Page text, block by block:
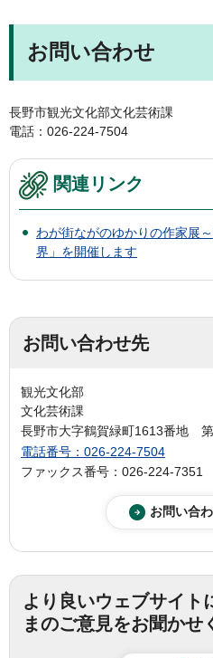
お問い合わせ
長野市観光文化部文化芸術課
電話：026-224-7504
関連リンク
わが街ながのゆかりの作家展
界」を開催します
お問い合わせ先
観光文化部
文化芸術課
長野市大字鶴賀緑町1613番地
電話番号：026-224-7504
ファックス番号：026-224-7351
より良いウェブサイト
まのご意見をお聞かせ